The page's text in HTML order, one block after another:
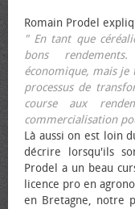
Romain Prodel
" En tant que
bons
économique, mais je
processus de
course aux
commercialisation
Là aussi on est loin
décrire lorsqu'ils
Prodel a un beau
licence pro en
en Bretagne, notre